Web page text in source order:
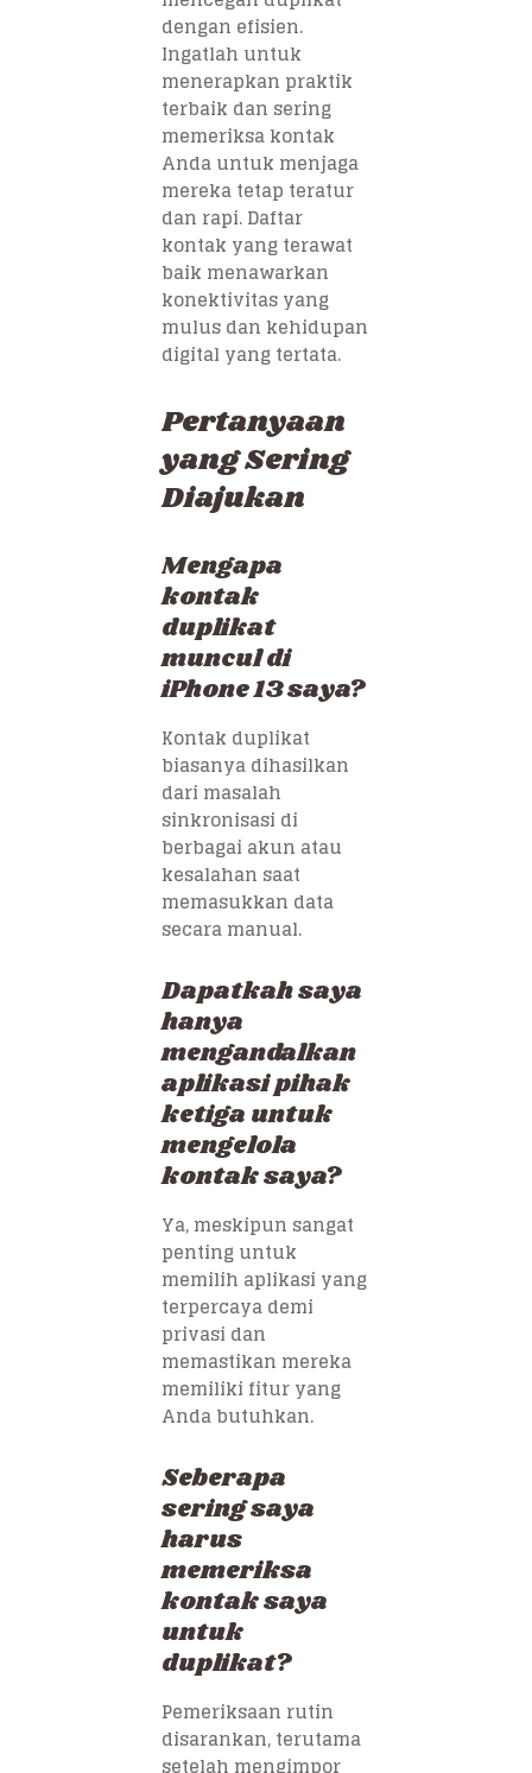
dengan efisien.
Ingatlah untuk
menerapkan praktik
terbaik dan sering
memeriksa kontak
Anda untuk menjaga
mereka tetap teratur
dan rapi. Daftar
kontak yang terawat
baik menawarkan
konektivitas yang
mulus dan kehidupan
digital yang tertata.
Pertanyaan
yang Sering
Diajukan
Mengapa
kontak
duplikat
muncul di
iPhone 13 saya?
Kontak duplikat
biasanya dihasilkan
dari masalah
sinkronisasi di
berbagai akun atau
kesalahan saat
memasukkan data
secara manual.
Dapatkah saya
hanya
mengandalkan
aplikasi pihak
ketiga untuk
mengelola
kontak saya?
Ya, meskipun sangat
penting untuk
memilih aplikasi yang
terpercaya demi
privasi dan
memastikan mereka
memiliki fitur yang
Anda butuhkan.
Seberapa
sering saya
harus
memeriksa
kontak saya
untuk
duplikat?
Pemeriksaan rutin
disarankan, terutama